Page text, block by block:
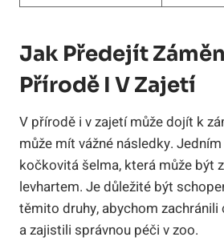
Jak Předejít
Přírodě I V Zajetí
V přírodě i v zajetí může dojít k
může mít vážné následky.
kočkovitá šelma, která může být
levhartem. Je důležité být
těmito druhy, abychom
a zajistili správnou péči v zoo.